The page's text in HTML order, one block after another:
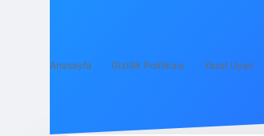
Anasayfa Gizlilik Politikası Yasal Uyarı